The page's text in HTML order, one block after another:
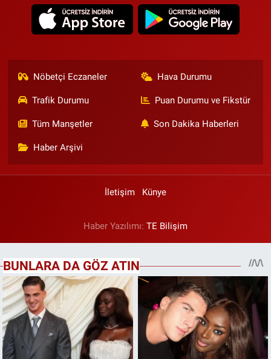
Nöbetçi Eczaneler Hava Durumu
Trafik Durumu Puan Durumu ve Fikstür
Tüm Manşetler Son Dakika Haberleri
Haber Arşivi
İletişim Künye
Haber Yazılımı: TE Bilişim